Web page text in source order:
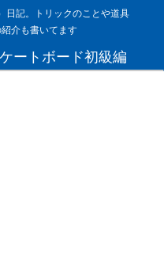
日記。トリックのことや道具
介も書いてます
ートボード初級編